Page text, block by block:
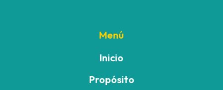
Menú
Inicio
Propósito